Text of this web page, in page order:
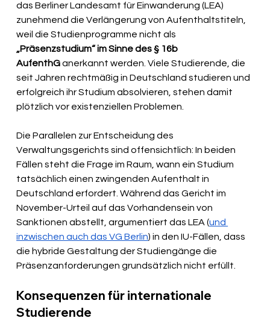
das Berliner Landesamt für Einwanderung (LEA)
zunehmend die Verlängerung von Aufenthaltstiteln,
weil die Studienprogramme nicht als
„Präsenzstudium“ im Sinne des § 16b
AufenthG anerkannt werden. Viele Studierende, die
seit Jahren rechtmäßig in Deutschland studieren und
erfolgreich ihr Studium absolvieren, stehen damit
plötzlich vor existenziellen Problemen.
Die Parallelen zur Entscheidung des
Verwaltungsgerichts sind offensichtlich: In beiden
Fällen steht die Frage im Raum, wann ein Studium
tatsächlich einen zwingenden Aufenthalt in
Deutschland erfordert. Während das Gericht im
November-Urteil auf das Vorhandensein von
Sanktionen abstellt, argumentiert das LEA (und
inzwischen auch das VG Berlin) in den IU-Fällen, dass
die hybride Gestaltung der Studiengänge die
Präsenzanforderungen grundsätzlich nicht erfüllt.
Konsequenzen für internationale
Studierende